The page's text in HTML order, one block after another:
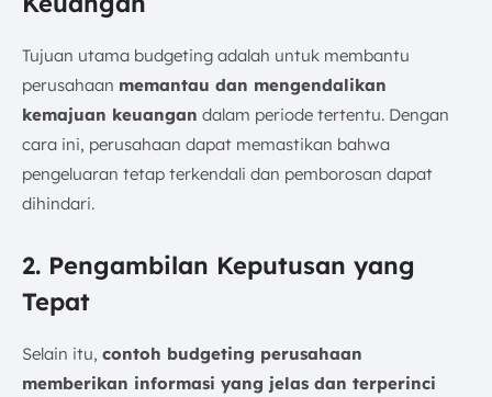
Tujuan utama budgeting adalah untuk membantu
perusahaan memantau dan mengendalikan
kemajuan keuangan dalam periode tertentu. Dengan
cara ini, perusahaan dapat memastikan bahwa
pengeluaran tetap terkendali dan pemborosan dapat
dihindari.
2. Pengambilan Keputusan yang
Tepat
Selain itu, contoh budgeting perusahaan
memberikan informasi yang jelas dan terperinci